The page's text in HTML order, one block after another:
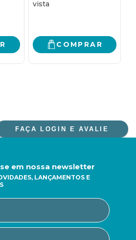
COMPRAR
FAÇA LOGIN E AVALIE
em nossa newsletter
LANÇAMENTOS E